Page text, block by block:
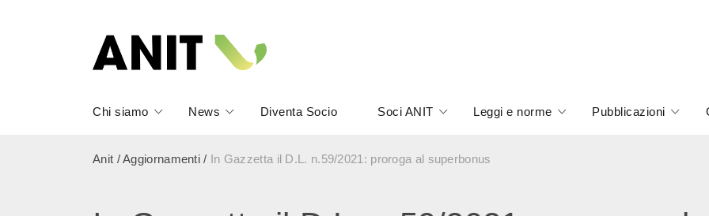
Chi siamo News Diventa Socio Soci ANIT Leggi e norme Pubblicazioni
Anit /Aggiornamenti / In Gazzetta il D.L. n.59/2021: proroga al superbonus